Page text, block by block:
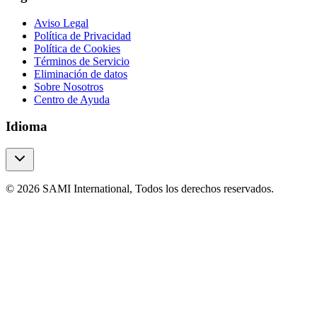
Aviso Legal
Política de Privacidad
Política de Cookies
Términos de Servicio
Eliminación de datos
Sobre Nosotros
Centro de Ayuda
Idioma
© 2026 SAMI International, Todos los derechos reservados.